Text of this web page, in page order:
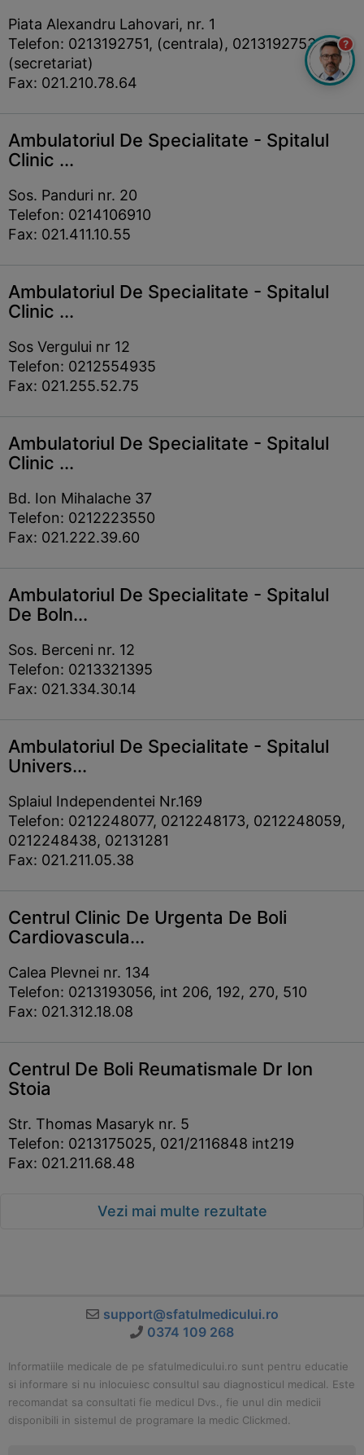
Piata Alexandru Lahovari, nr. 1
Telefon: 0213192751, (centrala), 0213192753
(secretariat)
Fax: 021.210.78.64
Ambulatoriul De Specialitate - Spitalul
Clinic ...
Sos. Panduri nr. 20
Telefon: 0214106910
Fax: 021.411.10.55
Ambulatoriul De Specialitate - Spitalul
Clinic ...
Sos Vergului nr 12
Telefon: 0212554935
Fax: 021.255.52.75
Ambulatoriul De Specialitate - Spitalul
Clinic ...
Bd. Ion Mihalache 37
Telefon: 0212223550
Fax: 021.222.39.60
Ambulatoriul De Specialitate - Spitalul
De Boln...
Sos. Berceni nr. 12
Telefon: 0213321395
Fax: 021.334.30.14
Ambulatoriul De Specialitate - Spitalul
Univers...
Splaiul Independentei Nr.169
Telefon: 0212248077, 0212248173, 0212248059,
0212248438, 02131281
Fax: 021.211.05.38
Centrul Clinic De Urgenta De Boli
Cardiovascula...
Calea Plevnei nr. 134
Telefon: 0213193056, int 206, 192, 270, 510
Fax: 021.312.18.08
Centrul De Boli Reumatismale Dr Ion
Stoia
Str. Thomas Masaryk nr. 5
Telefon: 0213175025, 021/2116848 int219
Fax: 021.211.68.48
Vezi mai multe rezultate
support@sfatulmedicului.ro
0374 109 268
Informatiile medicale de pe sfatulmedicului.ro sunt pentru educatie
si informare si nu inlocuiesc consultul sau diagnosticul medical. Este
recomandat sa consultati fie medicul Dvs., fie unul din medicii
disponibili in sistemul de programare la medic Clickmed.
?